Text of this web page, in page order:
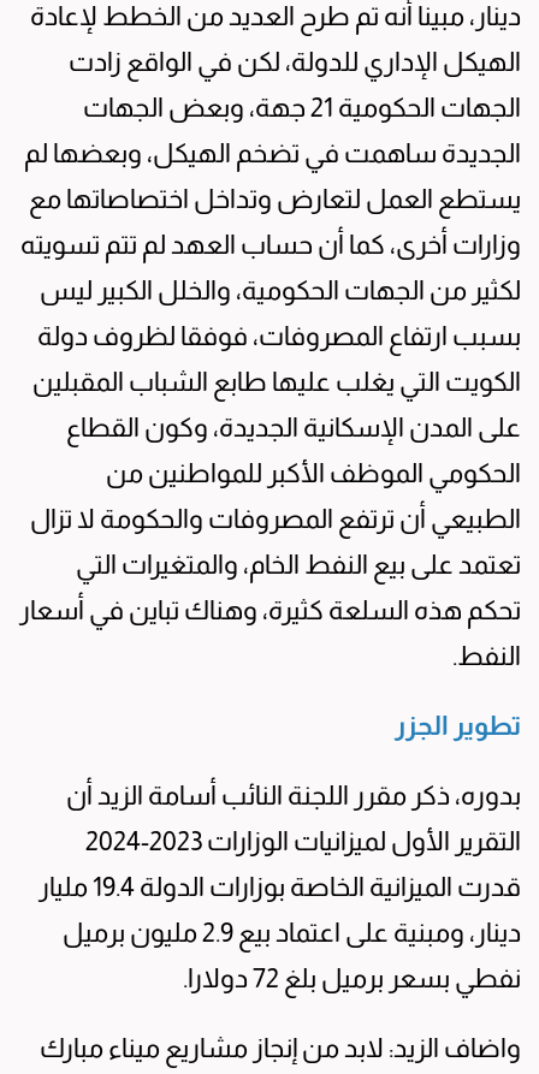
دينار، مبينا أنه تم طرح العديد من الخطط لإعادة
الهيكل الإداري للدولة، لكن في الواقع زادت
الجهات الحكومية 21 جهة، وبعض الجهات
الجديدة ساهمت في تضخم الهيكل، وبعضها لم
يستطع العمل لتعارض وتداخل اختصاصاتها مع
وزارات أخرى، كما أن حساب العهد لم تتم تسويته
لكثير من الجهات الحكومية، والخلل الكبير ليس
بسبب ارتفاع المصروفات، فوفقا لظروف دولة
الكويت التي يغلب عليها طابع الشباب المقبلين
على المدن الإسكانية الجديدة، وكون القطاع
الحكومي الموظف الأكبر للمواطنين من
الطبيعي أن ترتفع المصروفات والحكومة لا تزال
تعتمد على بيع النفط الخام، والمتغيرات التي
تحكم هذه السلعة كثيرة، وهناك تباين في أسعار
النفط.
تطوير الجزر
بدوره، ذكر مقرر اللجنة النائب أسامة الزيد أن
التقرير الأول لميزانيات الوزارات 2023-2024
قدرت الميزانية الخاصة بوزارات الدولة 19.4 مليار
دينار، ومبنية على اعتماد بيع 2.9 مليون برميل
نفطي بسعر برميل بلغ 72 دولارا.
واضاف الزيد: لابد من إنجاز مشاريع ميناء مبارك